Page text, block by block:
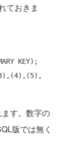
ておきま
KEY
す。数字の
版では無く